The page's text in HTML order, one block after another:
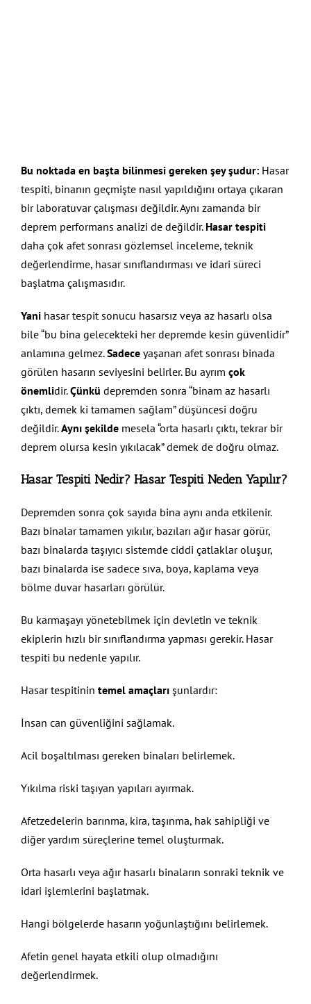
Bu noktada en başta bilinmesi gereken şey şudur:Hasar
tespiti, binanın geçmişte nasıl yapıldığını ortaya çıkaran
bir laboratuvar çalışması değildir. Aynı zamanda bir
deprem performans analizi de değildir. Hasar tespiti
daha çok afet sonrası gözlemsel inceleme, teknik
değerlendirme, hasar sınıflandırması ve idari süreci
başlatma çalışmasıdır.
Yanihasar tespit sonucu hasarsız veya az hasarlı olsa
bile “bu bina gelecekteki her depremde kesin güvenlidir”
anlamına gelmez.Sadeceyaşanan afet sonrası binada
görülen hasarın seviyesini belirler. Bu ayrım çok
önemlidir.Çünkü depremden sonra “binam az hasarlı
çıktı, demek ki tamamen sağlam” düşüncesi doğru
değildir.Aynı şekildemesela “orta hasarlı çıktı, tekrar bir
deprem olursa kesin yıkılacak” demek de doğru olmaz.
Hasar Tespiti Nedir? Hasar Tespiti Neden Yapılır?
Depremden sonra çok sayıda bina aynı anda etkilenir.
Bazı binalar tamamen yıkılır, bazıları ağır hasar görür,
bazı binalarda taşıyıcı sistemde ciddi çatlaklar oluşur,
bazı binalarda ise sadece sıva, boya, kaplama veya
bölme duvar hasarları görülür.
Bu karmaşayı yönetebilmek için devletin ve teknik
ekiplerin hızlı bir sınıflandırma yapması gerekir. Hasar
tespiti bu nedenle yapılır.
Hasar tespitinin temel amaçlarışunlardır:
İnsan can güvenliğini sağlamak.
Acil boşaltılması gereken binaları belirlemek.
Yıkılma riski taşıyan yapıları ayırmak.
Afetzedelerin barınma, kira, taşınma, hak sahipliği ve
diğer yardım süreçlerine temel oluşturmak.
Orta hasarlı veya ağır hasarlı binaların sonraki teknik ve
idari işlemlerini başlatmak.
Hangi bölgelerde hasarın yoğunlaştığını belirlemek.
Afetin genel hayata etkili olup olmadığını
değerlendirmek.